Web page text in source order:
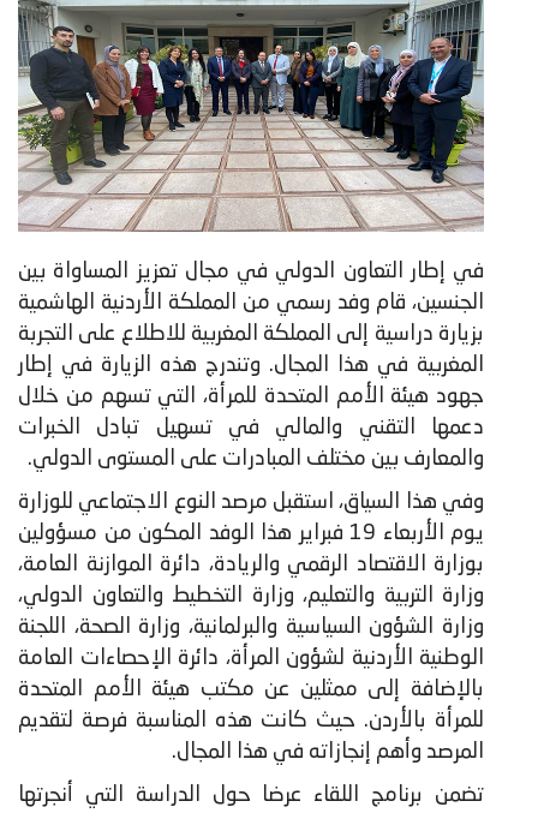
في إطار التعاون الدولي في مجال تعزيز المساواة بين
الجنسين، قام وفد رسمي من المملكة الأردنية الهاشمية
بزيارة دراسية إلى المملكة المغربية للاطلاع على التجربة
المغربية في هذا المجال. وتندرج هذه الزيارة في إطار
جهود هيئة الأمم المتحدة للمرأة، التي تسهم من خلال
دعمها التقني والمالي في تسهيل تبادل الخبرات
والمعارف بين مختلف المبادرات على المستوى الدولي.
​وفي هذا السياق، استقبل مرصد النوع الاجتماعي للوزارة
يوم الأربعاء 19 فبراير هذا الوفد المكون من مسؤولين
بوزارة الاقتصاد الرقمي والريادة، دائرة الموازنة العامة،
وزارة التربية والتعليم، وزارة التخطيط والتعاون الدولي،
وزارة الشؤون السياسية والبرلمانية، وزارة الصحة، اللجنة
الوطنية الأردنية لشؤون المرأة، دائرة الإحصاءات العامة
بالإضافة إلى ممثلين عن مكتب هيئة الأمم المتحدة
للمرأة بالأردن. حيث كانت هذه المناسبة فرصة لتقديم
المرصد وأهم إنجازاته في هذا المجال.
تضمن برنامج اللقاء عرضا حول الدراسة التي أنجرتها